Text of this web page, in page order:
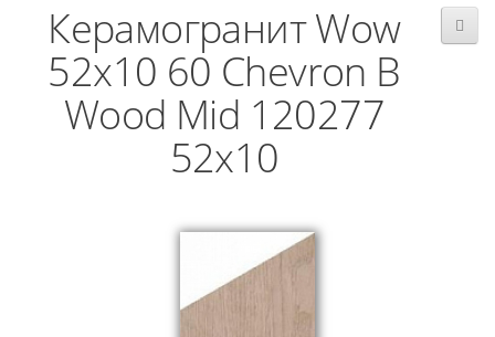
Керамогранит Wow
52x10 60 Chevron B
Wood Mid 120277
52x10